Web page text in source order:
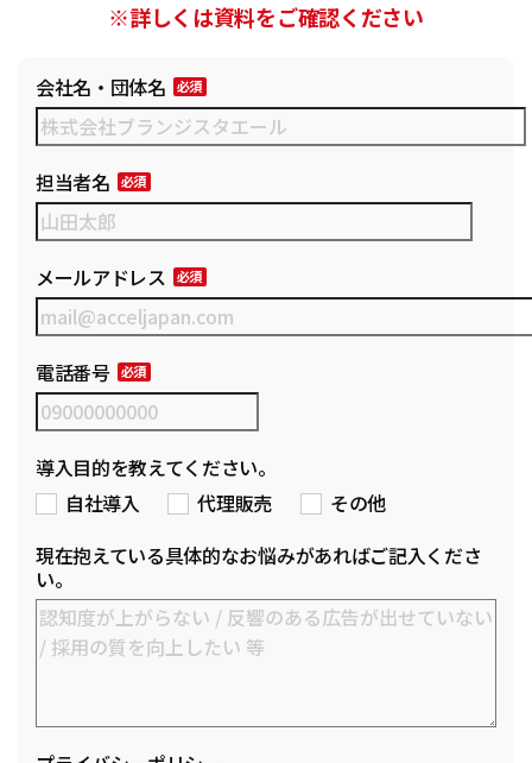
※詳しくは資料をご確認ください
会社名・団体名
担当者名
メールアドレス
電話番号
導入目的を教えてください。
自社導入
代理販売
その他
現在抱えている具体的なお悩みがあればご記入くださ
い。